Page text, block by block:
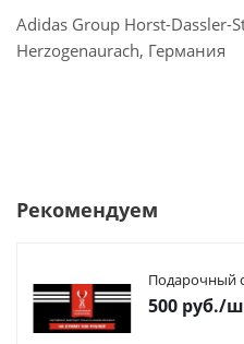
Adidas Group Horst-Dassler-
Herzogenaurach, Германия
Рекомендуем
Подарочный
500 руб./